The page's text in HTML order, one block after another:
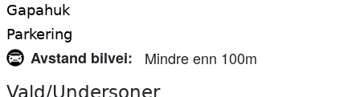
Gapahuk
Parkering
Avstand bilvei Mindre enn 100m
Vald/Undersoner